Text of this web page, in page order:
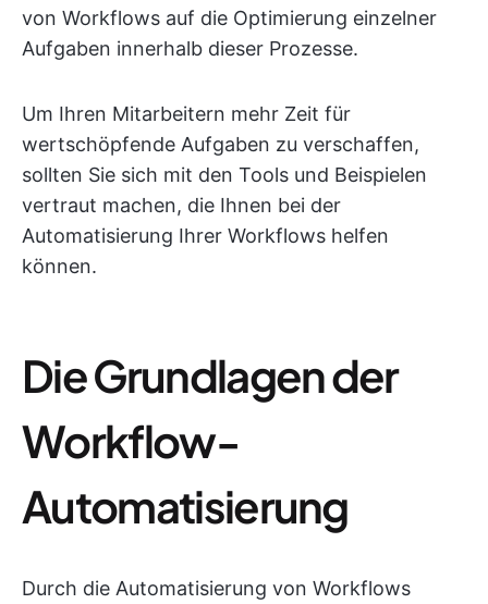
von Workflows auf die Optimierung einzelner
Aufgaben innerhalb dieser Prozesse.
Um Ihren Mitarbeitern mehr Zeit für
wertschöpfende Aufgaben zu verschaffen,
sollten Sie sich mit den Tools und Beispielen
vertraut machen, die Ihnen bei der
Automatisierung Ihrer Workflows helfen
können.
Die Grundlagen der
Workflow-
Automatisierung
Durch die Automatisierung von Workflows